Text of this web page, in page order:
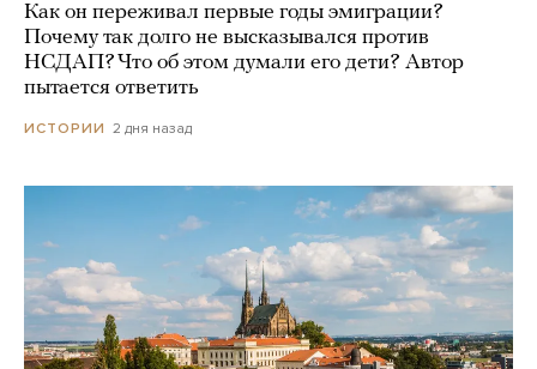
Как он переживал первые годы эмиграции?
Почему так долго не высказывался против
НСДАП? Что об этом думали его дети? Автор
пытается ответить
ИСТОРИИ 2 дня назад